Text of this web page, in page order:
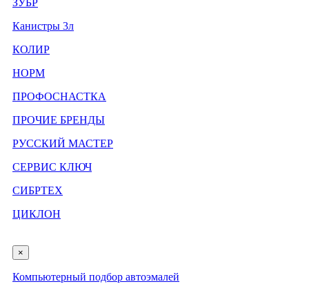
Канистры 3л
КОЛИР
НОРМ
ПРОФОСНАСТКА
ПРОЧИЕ БРЕНДЫ
РУССКИЙ МАСТЕР
СЕРВИС КЛЮЧ
СИБРТЕХ
ЦИКЛОН
×
Компьютерный подбор автоэмалей